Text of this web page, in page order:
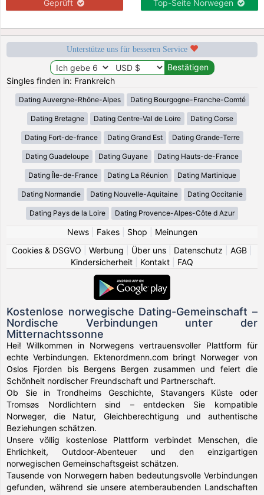
Geprüft Top-Seite Norwegen
Unterstütze uns für besseren Service
Singles finden in: Frankreich
Dating Auvergne-Rhône-Alpes Dating Bourgogne-Franche-Comté
Dating Bretagne Dating Centre-Val de Loire Dating Corse
Dating Fort-de-france Dating Grand Est Dating Grande-Terre
Dating Guadeloupe Dating Guyane Dating Hauts-de-France
Dating Île-de-France Dating La Réunion Dating Martinique
Dating Normandie Dating Nouvelle-Aquitaine Dating Occitanie
Dating Pays de la Loire Dating Provence-Alpes-Côte d Azur
News| Fakes| Shop
Meinungen
Cookies & DSGVO
Werbung Über uns Datenschutz AGB
Kindersicherheit
Kontakt FAQ
Kostenlose norwegische Dating-Gemeinschaft –
Nordische Verbindungen unter der
Mitternachtssonne
Hei! Willkommen in Norwegens vertrauensvoller Plattform für
echte Verbindungen. Ektenordmenn.com bringt Norweger von
Oslos Fjorden bis Bergens Bergen zusammen und feiert die
Schönheit nordischer Freundschaft und Partnerschaft.
Ob Sie in Trondheims Geschichte, Stavangers Küste oder
Tromsøs Nordlichtern sind – entdecken Sie kompatible
Norweger, die Natur, Gleichberechtigung und authentische
Beziehungen schätzen.
Unsere völlig kostenlose Plattform verbindet Menschen, die
Ehrlichkeit, Outdoor-Abenteuer und den einzigartigen
norwegischen Gemeinschaftsgeist schätzen.
Tausende von Norwegern haben bedeutungsvolle Verbindungen
gefunden, während sie unsere atemberaubenden Landschaften